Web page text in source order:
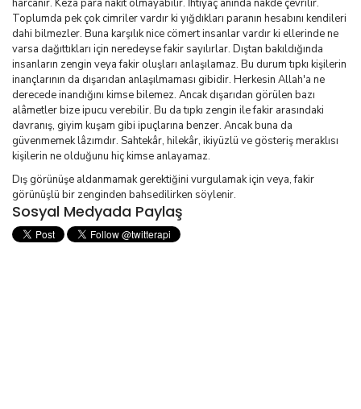
harcanır. Keza para nakit olmayabilir. İhtiyaç anında nakde çevrilir.
Toplumda pek çok cimriler vardır ki yığdıkları paranın hesabını kendileri
dahi bilmezler. Buna karşılık nice cömert insanlar vardır ki ellerinde ne
varsa dağıttıkları için neredeyse fakir sayılırlar. Dıştan bakıldığında
insanların zengin veya fakir oluşları anlaşılamaz. Bu durum tıpkı kişilerin
inançlarının da dışarıdan anlaşılmaması gibidir. Herkesin Allah'a ne
derecede inandığını kimse bilemez. Ancak dışarıdan görülen bazı
alâmetler bize ipucu verebilir. Bu da tıpkı zengin ile fakir arasındaki
davranış, giyim kuşam gibi ipuçlarına benzer. Ancak buna da
güvenmemek lâzımdır. Sahtekâr, hilekâr, ikiyüzlü ve gösteriş meraklısı
kişilerin ne olduğunu hiç kimse anlayamaz.
Dış görünüşe aldanmamak gerektiğini vurgulamak için veya, fakir
görünüşlü bir zenginden bahsedilirken söylenir.
Sosyal Medyada Paylaş